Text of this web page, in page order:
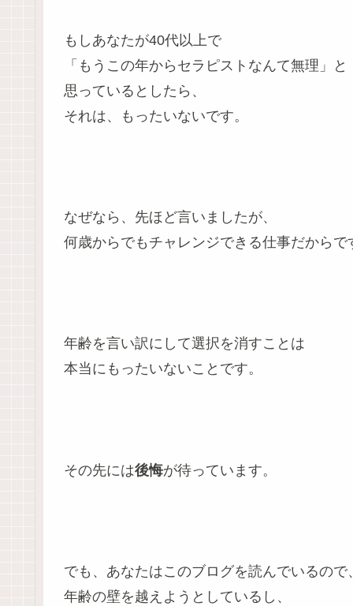
もしあなたが40代以上で
「もうこの年からセラピストなんて無理」と
思っているとしたら、
それは、もったいないです。
なぜなら、先ほど言いましたが、
何歳からでもチャレンジできる仕事だからで
年齢を言い訳にして選択を消すことは
本当にもったいないことです。
その先には後悔が待っています。
でも、あなたはこのブログを読んでいるので
年齢の壁を越えようとしているし、